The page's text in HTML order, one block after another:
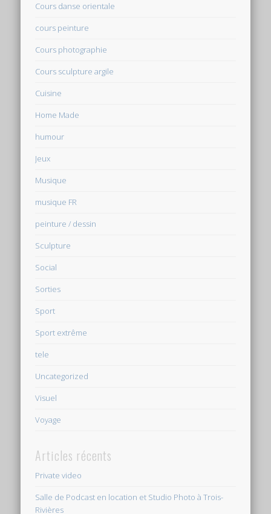
Cours danse orientale
cours peinture
Cours photographie
Cours sculpture argile
Cuisine
Home Made
humour
Jeux
Musique
musique FR
peinture / dessin
Sculpture
Social
Sorties
Sport
Sport extrême
tele
Uncategorized
Visuel
Voyage
Articles récents
Private video
Salle de Podcast en location et Studio Photo à Trois-
Rivières